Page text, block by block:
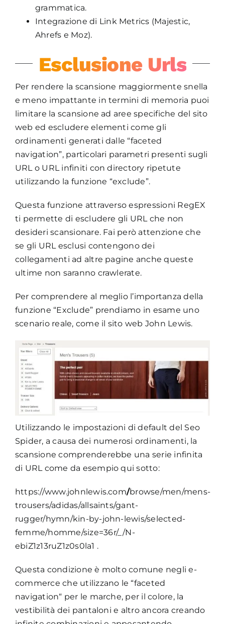
grammatica.
Integrazione di Link Metrics (Majestic,
Ahrefs e Moz).
Esclusione Urls
Per rendere la scansione maggiormente snella
e meno impattante in termini di memoria puoi
limitare la scansione ad aree specifiche del sito
web ed escludere elementi come gli
ordinamenti generati dalle “faceted
navigation”, particolari parametri presenti sugli
URL o URL infiniti con directory ripetute
utilizzando la funzione “exclude”.
Questa funzione attraverso espressioni RegEX
ti permette di escludere gli URL che non
desideri scansionare. Fai però attenzione che
se gli URL esclusi contengono dei
collegamenti ad altre pagine anche queste
ultime non saranno crawlerate.
Per comprendere al meglio l’importanza della
funzione “Exclude” prendiamo in esame uno
scenario reale, come il sito web John Lewis.
Utilizzando le impostazioni di default del Seo
Spider, a causa dei numerosi ordinamenti, la
scansione comprenderebbe una serie infinita
di URL come da esempio qui sotto:
https://www.johnlewis.com/browse/men/mens-
trousers/adidas/allsaints/gant-
rugger/hymn/kin-by-john-lewis/selected-
femme/homme/size=36r/_/N-
ebiZ1z13ruZ1z0s0la1 .
Questa condizione è molto comune negli e-
commerce che utilizzano le “faceted
navigation“ per le marche, per il colore, la
vestibilità dei pantaloni e altro ancora creando